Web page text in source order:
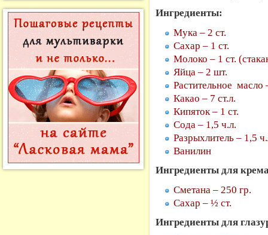
Ингредиенты:
Мука – 2 ст.
Сахар – 1 ст.
Молоко – 1 ст.
Яйца – 2 шт.
Растительное масло
Какао – 7 ст.л.
Кипяток – 1 ст.
Сода – 1,5 ч.л.
Разрыхлитель – 1,5
Ванилин
Ингредиенты для
Сметана – 250 гр.
Сахар – ½ ст.
Ингредиенты для